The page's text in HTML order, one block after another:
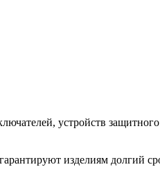
устройств
изделиям долгий